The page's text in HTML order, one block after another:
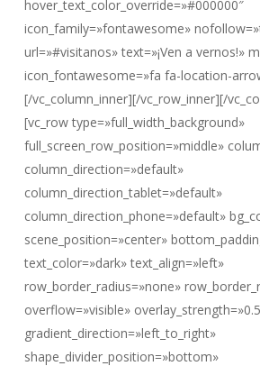
hover_text_color_override=»#000000″
icon_family=»fontawesome»
url=»#visitanos» text=»¡Ven a vernos!»
icon_fontawesome=»fa fa-location-
[/vc_column_inner][/vc_row_inner][/
[vc_row type=»full_width_background»
full_screen_row_position=»middle»
column_direction=»default»
column_direction_tablet=»default»
column_direction_phone=»default»
scene_position=»center»
text_color=»dark» text_align=»left»
row_border_radius=»none»
overflow=»visible»
gradient_direction=»left_to_right»
shape_divider_position=»bottom»